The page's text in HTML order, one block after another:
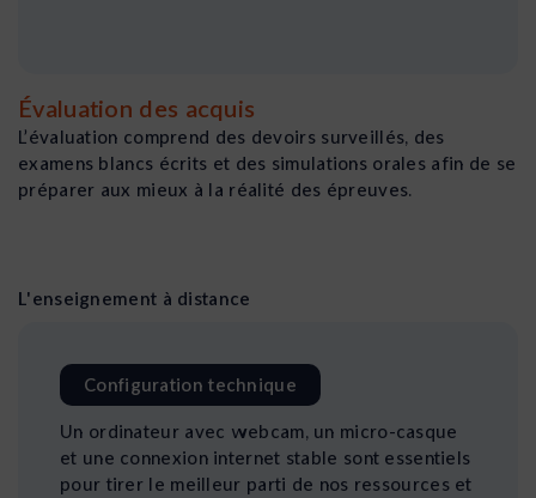
Évaluation des acquis
L’évaluation comprend des devoirs surveillés, des
examens blancs écrits et des simulations orales afin de se
préparer aux mieux à la réalité des épreuves.
L'enseignement à distance
Configuration technique
Un ordinateur avec webcam, un micro-casque
et une connexion internet stable sont essentiels
pour tirer le meilleur parti de nos ressources et